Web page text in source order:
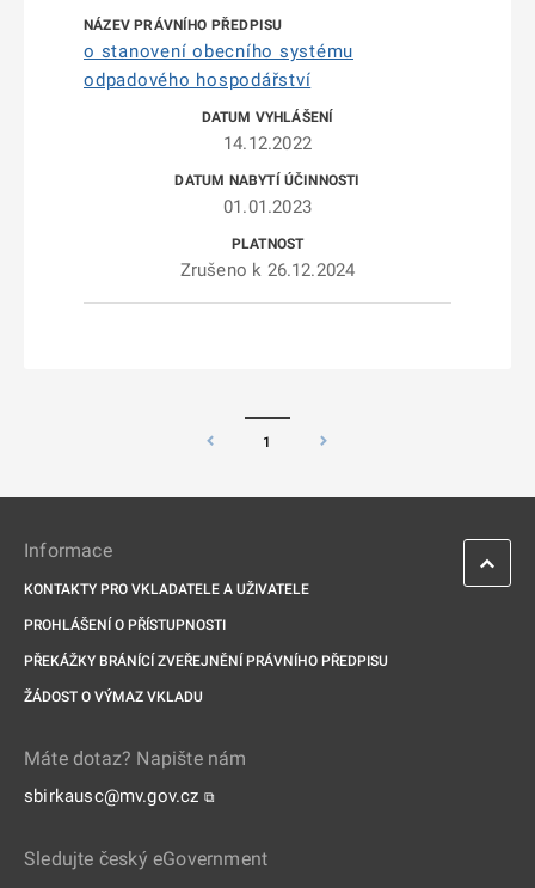
o stanovení obecního systému
odpadového hospodářství
14.12.2022
01.01.2023
Zrušeno k 26.12.2024
1
Informace
KONTAKTY PRO VKLADATELE A UŽIVATELE
PROHLÁŠENÍ O PŘÍSTUPNOSTI
PŘEKÁŽKY BRÁNÍCÍ ZVEŘEJNĚNÍ PRÁVNÍHO PŘEDPISU
ŽÁDOST O VÝMAZ VKLADU
Máte dotaz? Napište nám
sbirkausc@mv.gov.cz ⧉
Sledujte český eGovernment